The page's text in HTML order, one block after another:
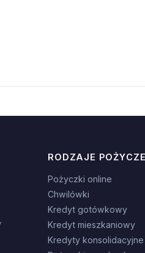
RODZAJE
Pożyczki online
Chwilówki
Kredyt gotówkowy
Kredyt mieszkaniowy
Kredyty konsolidacyjne